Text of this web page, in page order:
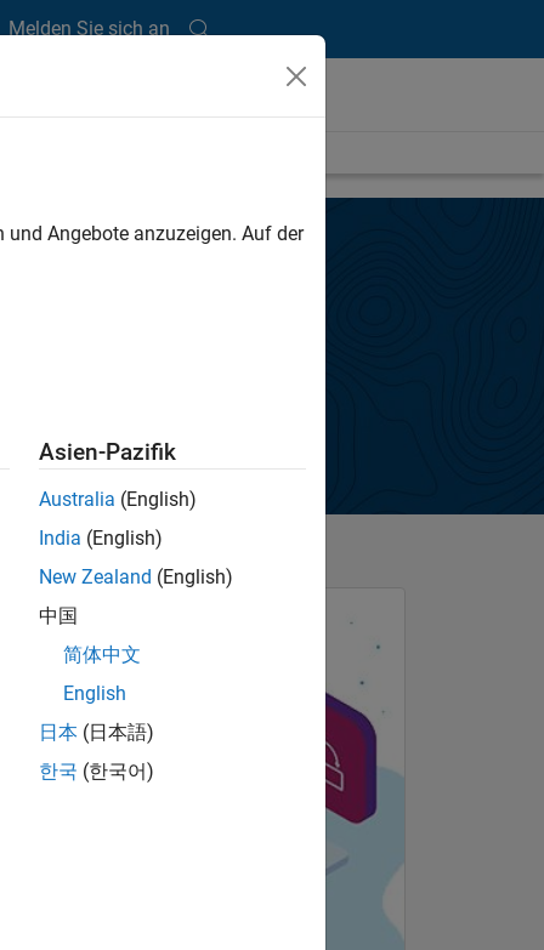
Melden Sie sich an
Angebote anzuzeigen. Auf der
Asien-Pazifik
Australia (English)
India (English)
New Zealand (English)
中国
简体中文
English
日本 (日本語)
한국 (한국어)